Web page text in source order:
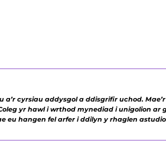
a’r cyrsiau addysgol a ddisgrifir uchod.
yr hawl i wrthod mynediad i unigolion
eu hangen fel arfer i ddilyn y rhaglen